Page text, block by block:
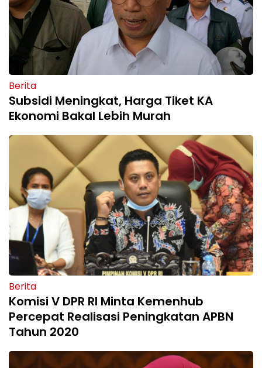
Berita
Subsidi Meningkat, Harga Tiket KA
Ekonomi Bakal Lebih Murah
Berita
Komisi V DPR RI Minta Kemenhub
Percepat Realisasi Peningkatan APBN
Tahun 2020